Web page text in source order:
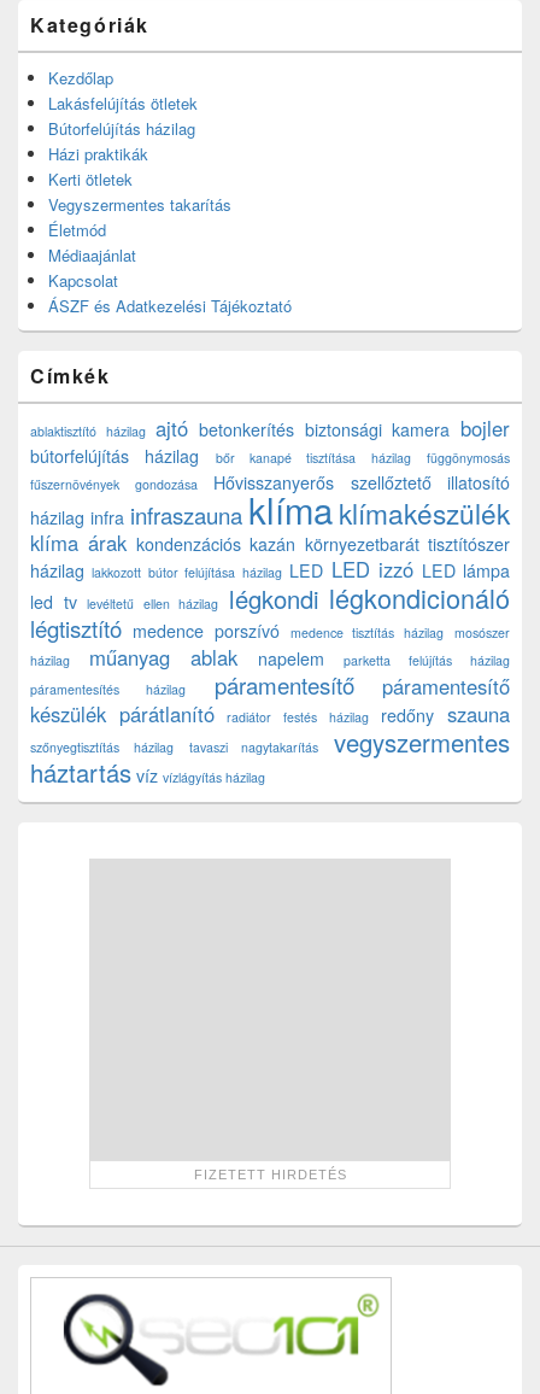
Kategóriák
Kezdőlap
Lakásfelújítás ötletek
Bútorfelújítás házilag
Házi praktikák
Kerti ötletek
Vegyszermentes takarítás
Életmód
Médiaajánlat
Kapcsolat
ÁSZF és Adatkezelési Tájékoztató
Címkék
ablaktisztító házilag ajtó betonkerítés biztonsági kamera bojler
bútorfelújítás házilag bőr kanapé tisztítása házilag
függönymosás
fűszernövények gondozása
Hővisszanyerős szellőztető
illatosító
házilag infra infraszauna klímaklímakészülék
klíma árak kondenzációs kazán környezetbarát tisztítószer
házilag lakkozott bútor felújítása házilag LED LED izzó LED lámpa
led tv levéltetű ellen házilag légkondi légkondicionáló
légtisztító medence porszívó medence tisztítás házilag
mosószer
házilag
műanyag ablak napelem
parketta felújítás házilag
páramentesítés házilag
páramentesítő
páramentesítő
készülék párátlanító radiátor festés házilag redőny szauna
szőnyegtisztítás házilag tavaszi nagytakarítás
vegyszermentes
háztartás víz vízlágyítás házilag